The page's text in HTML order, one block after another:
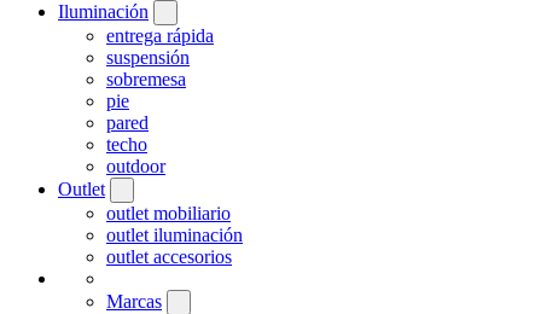
Iluminación
entrega rápida
suspensión
sobremesa
pie
pared
techo
outdoor
Outlet
outlet mobiliario
outlet iluminación
outlet accesorios
Marcas